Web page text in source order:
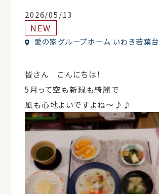
2026/05/13
NEW
愛の家グループホーム いわき若葉台
皆さん こんにちは！
5月って空も新緑も綺麗で
風も心地よいですよね～♪♪